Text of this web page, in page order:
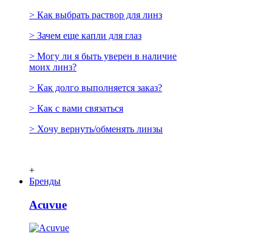
> Как выбрать раствор для линз
> Зачем еще капли для глаз
> Могу ли я быть уверен в наличие
моих линз?
> Как долго выполняется заказ?
> Как с вами связаться
> Хочу вернуть/обменять линзы
+
Бренды
Acuvue